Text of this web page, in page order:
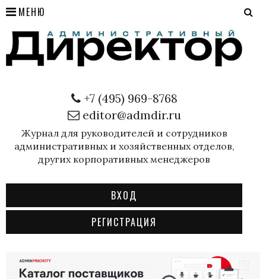
МЕНЮ
+7 (495) 969-8768
editor@admdir.ru
Журнал для руководителей и сотрудников
административных и хозяйственных отделов,
других корпоративных менеджеров
ВХОД
РЕГИСТРАЦИЯ